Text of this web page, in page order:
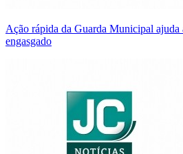
Ação rápida da Guarda Municipal ajuda
engasgado